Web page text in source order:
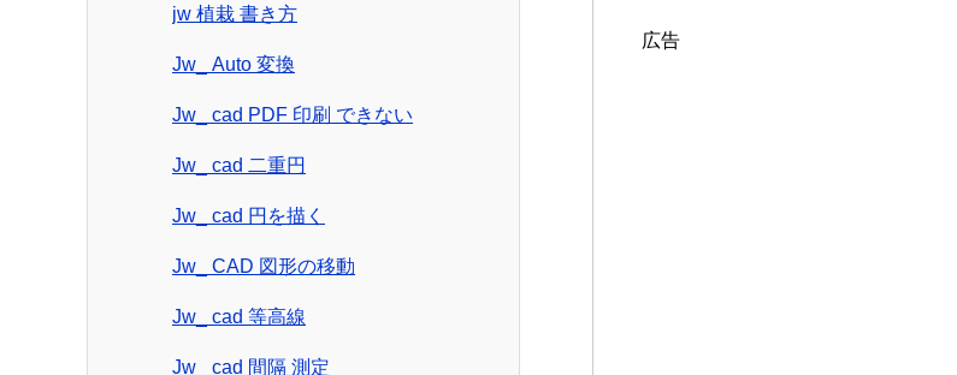
広告
jw 植栽 書き方
Jw_ Auto 変換
Jw_ cad PDF 印刷 できない
Jw_ cad 二重円
Jw_ cad 円を描く
Jw_ CAD 図形の移動
Jw_ cad 等高線
Jw_ cad 間隔 測定